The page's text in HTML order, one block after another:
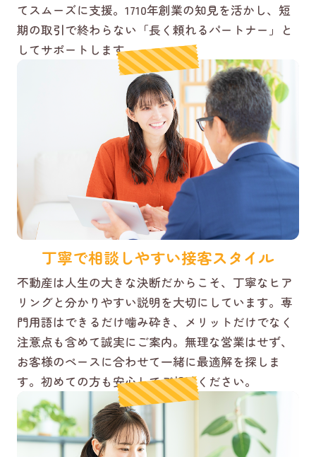
てスムーズに支援。1710年創業の知見を活かし、短
期の取引で終わらない「長く頼れるパートナー」と
してサポートします。
丁寧で相談しやすい接客スタイル
不動産は人生の大きな決断だからこそ、丁寧なヒア
リングと分かりやすい説明を大切にしています。専
門用語はできるだけ噛み砕き、メリットだけでなく
注意点も含めて誠実にご案内。無理な営業はせず、
お客様のペースに合わせて一緒に最適解を探しま
す。初めての方も安心してご相談ください。